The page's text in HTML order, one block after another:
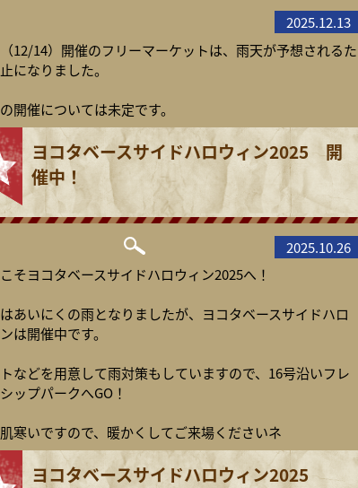
2025.12.13
12/14）開催のフリーマーケットは、雨天が予想されるた
になりました。
開催については未定です。
ヨコタベースサイドハロウィン2025 開
催中！
2025.10.26
そヨコタベースサイドハロウィン2025へ！
あいにくの雨となりましたが、ヨコタベースサイドハロ
は開催中です。
などを用意して雨対策もしていますので、16号沿いフレ
ップパークへGO！
寒いですので、暖かくしてご来場くださいネ
ヨコタベースサイドハロウィン2025